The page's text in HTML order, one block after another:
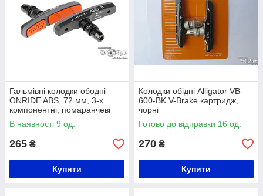
Гальмівні колодки ободні
ONRIDE ABS, 72 мм, 3-х
компонентні, помаранчеві
(для V-brake)
В наявності 9 од.
265 ₴
Купити
Колодки обідні Alligator VB-
600-BK V-Brake картридж,
чорні
Готово до відправки 16 од.
270 ₴
Купити